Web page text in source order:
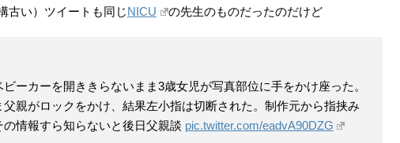
古い）ツイートも同じNICU の先生のものだったのだけど
ーカーを開ききらないまま3歳女児が写真部位に手をかけ座った。
親がロックをかけ、結果左小指は切断された。制作元から指挟み
情報すら知らないと後日父親談 pic.twitter.com/eadvA90DZG